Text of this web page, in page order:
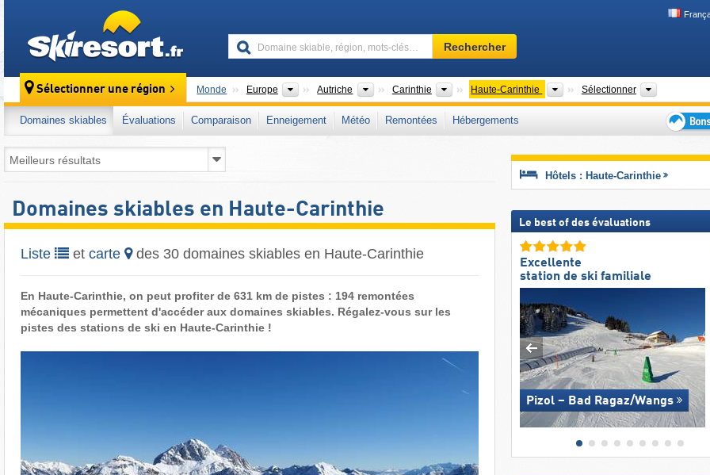
Domaine
skiable,
mots-
clés…
Rechercher
Sélectionner une région Monde Europe Continents
Autriche PaysCarinthie États fédérés (Bundesländer)
Haute-Carinthie Grandes régions
Sélectionner Régions
Domaines skiables Évaluations Comparaison Enneigement Météo Remontées
Hébergements
plans
séjour
Domaines skiables en Haute-Carinthie
Liste et carte des 30 domaines skiables en Haute-Carinthie
En Haute-Carinthie, on peut profiter de 631 km de pistes : 194 remontées
mécaniques permettent d'accéder aux domaines skiables. Régalez-vous sur les
pistes des stations de ski en Haute-Carinthie !
Hôtels : Haute-Carinthie
Le best of des évaluations
Excellente
station de ski familiale
Pizol – Bad Ragaz/​Wangs